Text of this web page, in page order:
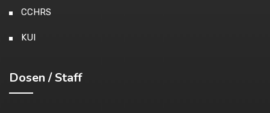
CCHRS
KUI
Dosen / Staff